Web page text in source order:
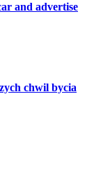
and advertise
chwil bycia